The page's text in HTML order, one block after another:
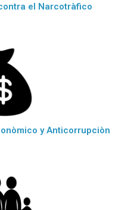
el Narcotràfico
y Anticorrupciòn